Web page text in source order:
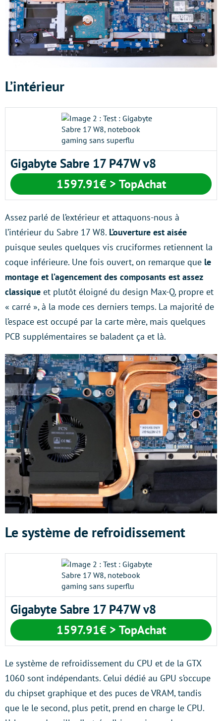
L’intérieur
Gigabyte Sabre 17 P47W v8
1597.91€ > TopAchat
Assez parlé de l’extérieur et attaquons-nous à
l’intérieur du Sabre 17 W8. L’ouverture est aisée
puisque seules quelques vis cruciformes retiennent la
coque inférieure. Une fois ouvert, on remarque que le
montage et l’agencement des composants est assez
classique et plutôt éloigné du design Max-Q, propre et
« carré », à la mode ces derniers temps. La majorité de
l’espace est occupé par la carte mère, mais quelques
PCB supplémentaires se baladent ça et là.
Le système de refroidissement
Gigabyte Sabre 17 P47W v8
1597.91€ > TopAchat
Le système de refroidissement du CPU et de la GTX
1060 sont indépendants. Celui dédié au GPU s’occupe
du chipset graphique et des puces de VRAM, tandis
que le le second, plus petit, prend en charge le CPU.